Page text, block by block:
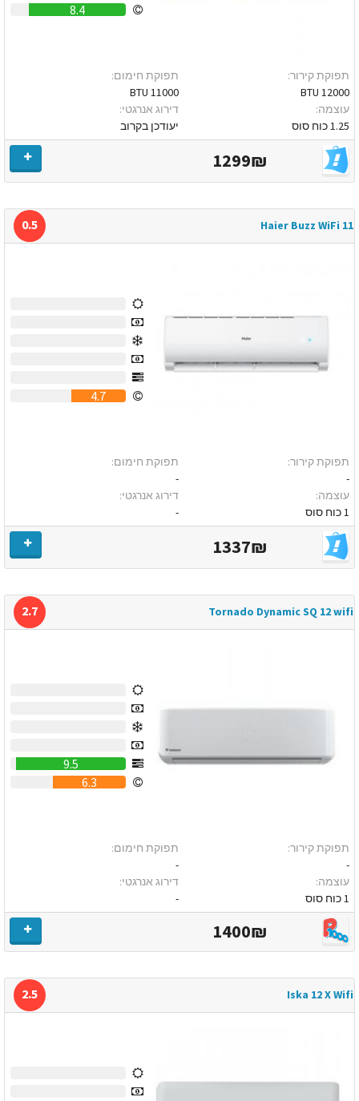
8.4
תפוקת קירור:
12000 BTU
עוצמה:
1.25 כוח סוס
תפוקת חימום:
11000 BTU
דירוג אנרגטי:
יעודכן בקרוב
1299₪
Haier Buzz WiFi 11
0.5
4.7
תפוקת קירור:
-
עוצמה:
1 כוח סוס
תפוקת חימום:
-
דירוג אנרגטי:
-
1337₪
Tornado Dynamic SQ 12 wifi
2.7
9.5
6.3
תפוקת קירור:
-
עוצמה:
1 כוח סוס
תפוקת חימום:
-
דירוג אנרגטי:
-
1400₪
Iska 12 X Wifi
2.5